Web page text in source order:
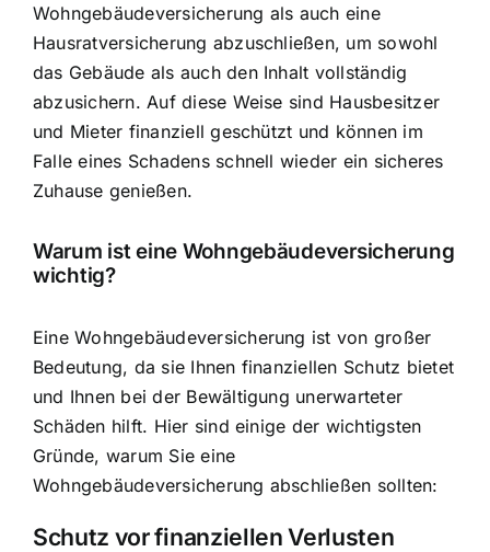
Wohngebäudeversicherung als auch eine
Hausratversicherung abzuschließen, um sowohl
das Gebäude als auch den Inhalt vollständig
abzusichern. Auf diese Weise sind Hausbesitzer
und Mieter finanziell geschützt und können im
Falle eines Schadens schnell wieder ein sicheres
Zuhause genießen.
Warum ist eine Wohngebäudeversicherung
wichtig?
Eine Wohngebäudeversicherung ist von großer
Bedeutung, da sie Ihnen finanziellen Schutz bietet
und Ihnen bei der Bewältigung unerwarteter
Schäden hilft. Hier sind einige der wichtigsten
Gründe, warum Sie eine
Wohngebäudeversicherung abschließen sollten:
Schutz vor finanziellen Verlusten